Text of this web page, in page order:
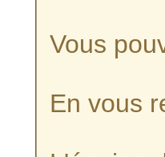
Vous
En vous